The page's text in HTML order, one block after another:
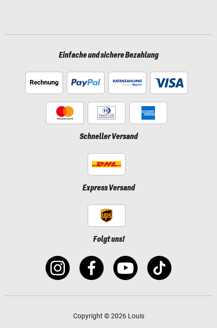
Einfache und sichere Bezahlung
Schneller Versand
Express Versand
Folgt uns!
Copyright © 2026 Louis